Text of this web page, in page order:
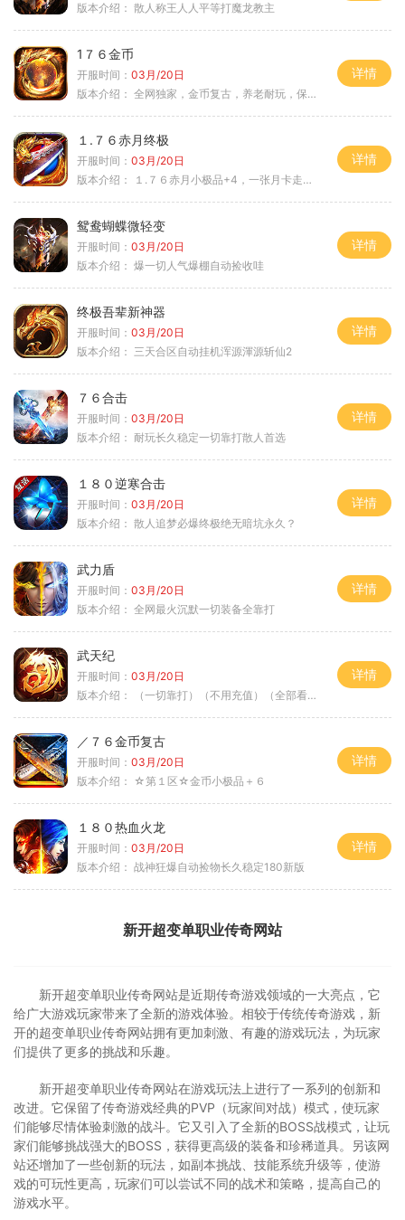
版本介绍： 散人称王人人平等打魔龙教主
1７６金币
开服时间： 03月/20日
版本介绍： 全网独家，金币复古，养老耐玩，保底回収
详情
１.７６赤月终极
开服时间： 03月/20日
版本介绍：
１.７６赤月小极品+4，一张月卡走天涯a
详情
鸳鸯蝴蝶微轻变
开服时间： 03月/20日
版本介绍： 爆一切人气爆棚自动捡收哇
详情
终极吾辈新神器
开服时间： 03月/20日
版本介绍： 三天合区自动挂机浑源渾源斩仙2
详情
７６合击
开服时间： 03月/20日
版本介绍： 耐玩长久稳定一切靠打散人首选
详情
１８０逆寒合击
开服时间： 03月/20日
版本介绍： 散人追梦必爆终极绝无暗坑永久？
详情
武力盾
开服时间： 03月/20日
版本介绍： 全网最火沉默一切装备全靠打
详情
武天纪
开服时间： 03月/20日
版本介绍：
（一切靠打）（不用充值）（全部看脸）
详情
／７６金币复古
开服时间： 03月/20日
版本介绍： ☆第１区☆金币小极品＋６
详情
１８０热血火龙
开服时间： 03月/20日
版本介绍： 战神狂爆自动捡物长久稳定180新版
详情
新开超变单职业传奇网站
新开超变单职业传奇网站是近期传奇游戏领域的一大亮点，它
给广大游戏玩家带来了全新的游戏体验。相较于传统传奇游戏，新
开的超变单职业传奇网站拥有更加刺激、有趣的游戏玩法，为玩家
们提供了更多的挑战和乐趣。
新开超变单职业传奇网站在游戏玩法上进行了一系列的创新和
改进。它保留了传奇游戏经典的PVP（玩家间对战）模式，使玩家
们能够尽情体验刺激的战斗。它又引入了全新的BOSS战模式，让玩
家们能够挑战强大的BOSS，获得更高级的装备和珍稀道具。另该网
站还增加了一些创新的玩法，如副本挑战、技能系统升级等，使游
戏的可玩性更高，玩家们可以尝试不同的战术和策略，提高自己的
游戏水平。